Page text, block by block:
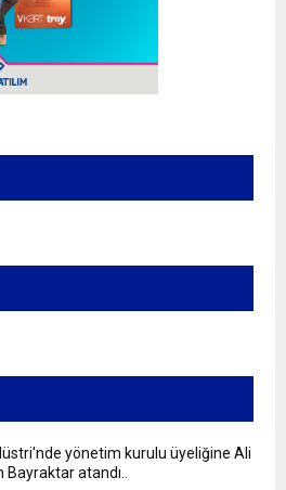
yönetim kurulu üyeliğine Ali
Bayraktar atandı..